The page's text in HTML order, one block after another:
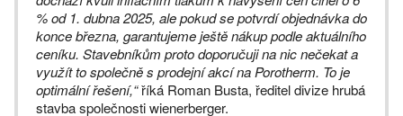
% od 1. dubna 2025, ale pokud se potvrdí objednávka do
konce března, garantujeme ještě nákup podle aktuálního
ceníku. Stavebníkům proto doporučuji na nic nečekat a
využít to společně s prodejní akcí na Porotherm. To je
optimální řešení,“říká Roman Busta, ředitel divize hrubá
stavba společnosti wienerberger.